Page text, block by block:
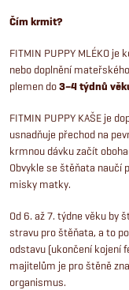
d
a
c
í
p
r
v
k
y
á
k
o
á
n
í
Čím krmit?
FITMIN PUPPY MLÉKO
nebo doplnění
plemen do3–4 týdnů
FITMIN PUPPY KAŠE je
usnadňuje přechod na
krmnou dávku začít
Obvykle se štěňata
misky matky.
Od 6. až 7. týdne věku
stravu pro štěňata, a to
odstavu (ukončení kojení
majitelům je pro štěně
organismus.